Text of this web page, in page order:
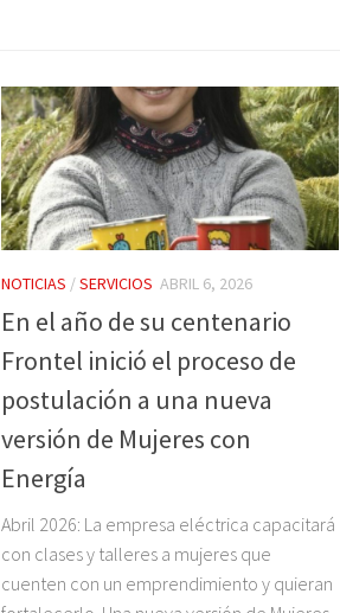
NOTICIAS /SERVICIOS ABRIL 6, 2026
En el año de su centenario
Frontel inició el proceso de
postulación a una nueva
versión de Mujeres con
Energía
Abril 2026: La empresa eléctrica capacitará
con clases y talleres a mujeres que
cuenten con un emprendimiento y quieran